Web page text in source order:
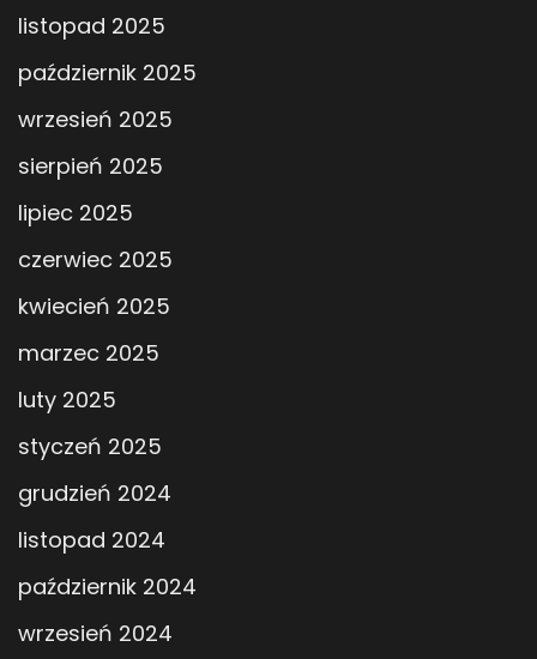
listopad 2025
październik 2025
wrzesień 2025
sierpień 2025
lipiec 2025
czerwiec 2025
kwiecień 2025
marzec 2025
luty 2025
styczeń 2025
grudzień 2024
listopad 2024
październik 2024
wrzesień 2024